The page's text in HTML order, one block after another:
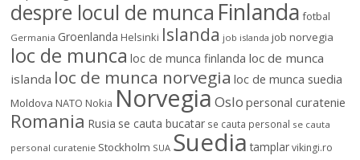
despre locul de munca Finlanda fotbal
Germania Groenlanda Helsinki Islanda job islanda job norvegia
loc de munca loc de munca finlanda loc de munca
islanda loc de munca norvegia loc de munca suedia
Moldova NATO Nokia NorvegiaOslo personal curatenie
Romania Rusia se cauta bucatar se cauta personal se cauta
personal curatenie Stockholm SUA Suedia tamplar vikingi.ro